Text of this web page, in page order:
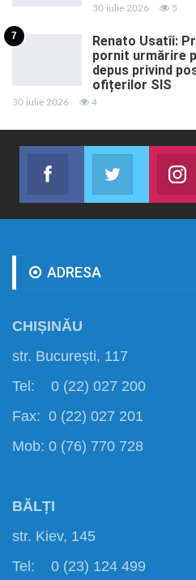
30 iulie 2026 5
7
Renato Usatîi:
pornit urmărire
depus privind
ofițerilor SIS
30 iulie 2026 4
Facebook
Abonează-te
Twitter
Join us on
ADRESA
CHIȘINĂU
str. București, 117
Tel: 0 (22) 027 200
Fax: 0 (22) 027 201
Mob: 0 (76) 770 728
BĂLȚI
str. Kiev, 145
Tel: 0 (23) 124 499